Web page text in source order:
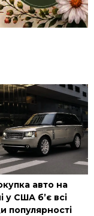
авто на
у США б’є всі
популярності